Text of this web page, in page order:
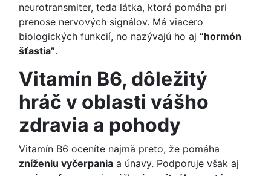
neurotransmiter, teda látka, ktorá pomáha pri
prenose nervových signálov. Má viacero
biologických funkcií, no nazývajú ho aj “hormón
šťastia”.
Vitamín B6, dôležitý
hráč v oblasti vášho
zdravia a pohody
Vitamín B6 oceníte najmä preto, že pomáha
zníženiu vyčerpania a únavy. Podporuje však aj